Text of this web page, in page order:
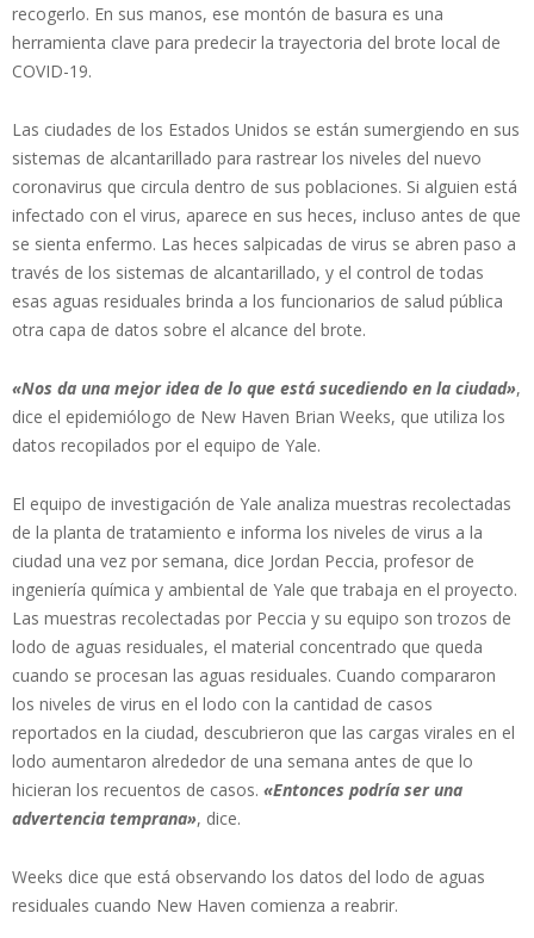
recogerlo. En sus manos, ese montón de basura es una
herramienta clave para predecir la trayectoria del brote local de
COVID-19.
Las ciudades de los Estados Unidos se están sumergiendo en sus
sistemas de alcantarillado para rastrear los niveles del nuevo
coronavirus que circula dentro de sus poblaciones. Si alguien está
infectado con el virus, aparece en sus heces, incluso antes de que
se sienta enfermo. Las heces salpicadas de virus se abren paso a
través de los sistemas de alcantarillado, y el control de todas
esas aguas residuales brinda a los funcionarios de salud pública
otra capa de datos sobre el alcance del brote.
«Nos da una mejor idea de lo que está sucediendo en la ciudad»,
dice el epidemiólogo de New Haven Brian Weeks, que utiliza los
datos recopilados por el equipo de Yale.
El equipo de investigación de Yale analiza muestras recolectadas
de la planta de tratamiento e informa los niveles de virus a la
ciudad una vez por semana, dice Jordan Peccia, profesor de
ingeniería química y ambiental de Yale que trabaja en el proyecto.
Las muestras recolectadas por Peccia y su equipo son trozos de
lodo de aguas residuales, el material concentrado que queda
cuando se procesan las aguas residuales. Cuando compararon
los niveles de virus en el lodo con la cantidad de casos
reportados en la ciudad, descubrieron que las cargas virales en el
lodo aumentaron alrededor de una semana antes de que lo
hicieran los recuentos de casos. «Entonces podría ser una
advertencia temprana», dice.
Weeks dice que está observando los datos del lodo de aguas
residuales cuando New Haven comienza a reabrir.